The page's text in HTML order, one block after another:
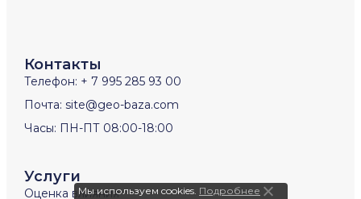
Услуги
Оценка влияния
Контакты
Телефон: + 7 995 285 93 00
Почта: site@geo-baza.com
Часы: ПН-ПТ 08:00-18:00
Мы используем cookies. Подробнее